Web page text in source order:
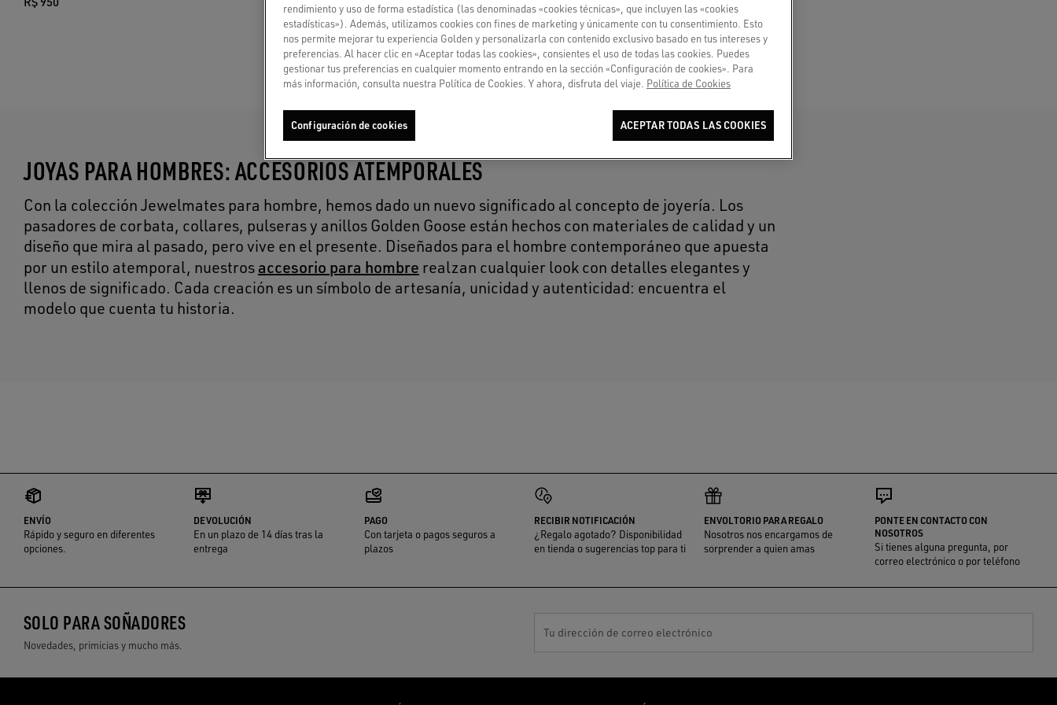
JOYAS PARA HOMBRES: ACCESORIOS ATEMPORALES
Con la colección Jewelmates para hombre, hemos dado un nuevo significado al concepto de joyería. Los
pasadores de corbata, collares, pulseras y anillos Golden Goose están hechos con materiales de calidad y un
diseño que mira al pasado, pero vive en el presente. Diseñados para el hombre contemporáneo que apuesta
por un estilo atemporal, nuestros accesorio para hombre realzan cualquier look con detalles elegantes y
llenos de significado. Cada creación es un símbolo de artesanía, unicidad y autenticidad: encuentra el
modelo que cuenta tu historia.
ENVÍO
Rápido y seguro en diferentes
opciones.
DEVOLUCIÓN
En un plazo de 14 días tras la
entrega
PAGO
Con tarjeta o pagos seguros a
plazos
RECIBIR NOTIFICACIÓN
¿Regalo agotado? Disponibilidad
en tienda o sugerencias top para ti
ENVOLTORIO PARA REGALO
Nosotros nos encargamos de
sorprender a quien amas
PONTE EN CONTACTO CON
NOSOTROS
Si tienes alguna pregunta, por
correo electrónico o por teléfono
SOLO PARA SOÑADORES
Novedades, primicias y mucho más.
Tu dirección de correo electrónico
rendimiento y uso de forma estadística (las denominadas «cookies técnicas», que incluyen las «cookies
estadísticas»). Además, utilizamos cookies con fines de marketing y únicamente con tu consentimiento. Esto
nos permite mejorar tu experiencia Golden y personalizarla con contenido exclusivo basado en tus intereses y
preferencias. Al hacer clic en «Aceptar todas las cookies», consientes el uso de todas las cookies. Puedes
gestionar tus preferencias en cualquier momento entrando en la sección «Configuración de cookies». Para
más información, consulta nuestra Política de Cookies. Y ahora, disfruta del viaje. Política de Cookies
Configuración de cookies ACEPTAR TODAS LAS COOKIES